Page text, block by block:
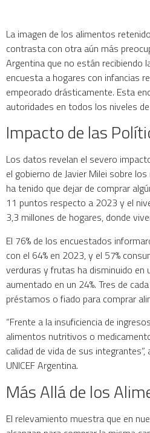
La imagen de los alimentos
contrasta con otra aún más
Argentina que no están recibiendo
encuesta a hogares con infancias
empeorado drásticamente. Esta
autoridades en todos los niveles
Impacto de las
Los datos revelan el severo
el gobierno de Javier Milei sobre
ha tenido que dejar de comprar
11 puntos respecto a 2023 y el
3,3 millones de hogares, donde
El 76% de los encuestados
con el 64% en 2023, y el 57%
verduras y frutas ha disminuido en
aumentado en un 24%. Tres de
préstamos o fiado para comprar
“Frente a la insuficiencia de
alimentos nutritivos o
calidad de vida de sus
UNICEF Argentina.
Más Allá de los
El relevamiento muestra que en